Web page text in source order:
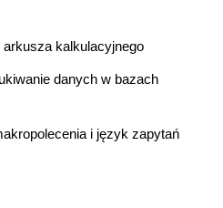
kalkulacyjnego
danych w bazach
i język zapytań